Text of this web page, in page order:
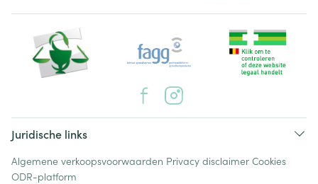
Juridische links
Algemene verkoopsvoorwaarden Privacy disclaimer Cookies
ODR-platform